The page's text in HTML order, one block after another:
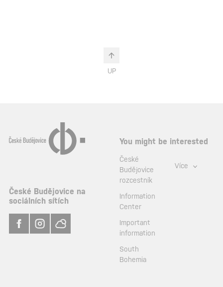
UP
České Budějovice na
sociálních sítích
You might be interested
České
Budějovice
rozcestník
Information
Center
Important
information
South
Bohemia
Více